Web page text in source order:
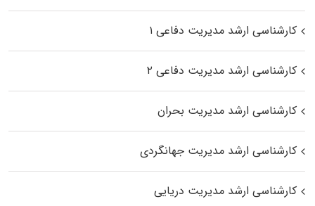
کارشناسی ارشد مدیریت دفاعی ۱
کارشناسی ارشد مدیریت دفاعی ۲
کارشناسی ارشد مدیریت بحران
کارشناسی ارشد مدیریت جهانگردی
کارشناسی ارشد مدیریت دریایی